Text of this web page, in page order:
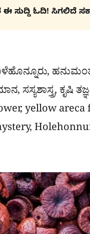
ಸುದ್ದಿ ಓದಿ! ಸಿಗಲಿದೆ
ಸಸ್ಯಶಾಸ್ತ್ರ, ಕೃಷಿ
yellow